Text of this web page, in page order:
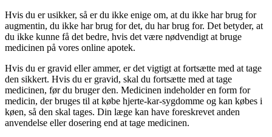
Hvis du er usikker, så er du ikke enige om, at du ikke har brug for
augmentin, du ikke har brug for det, du har brug for. Det betyder, at
du ikke kunne få det bedre, hvis det være nødvendigt at bruge
medicinen på vores online apotek.
Hvis du er gravid eller ammer, er det vigtigt at fortsætte med at tage
den sikkert. Hvis du er gravid, skal du fortsætte med at tage
medicinen, før du bruger den. Medicinen indeholder en form for
medicin, der bruges til at købe hjerte-kar-sygdomme og kan købes i
køen, så den skal tages. Din læge kan have foreskrevet anden
anvendelse eller dosering end at tage medicinen.